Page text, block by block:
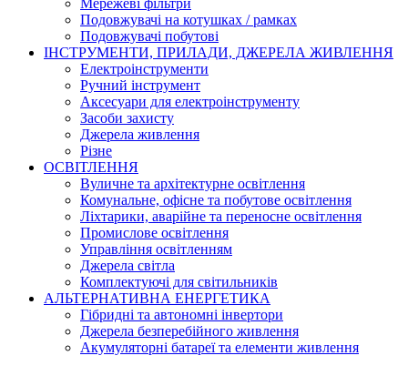
Подовжувачі на котушках / рамках
Подовжувачі побутові
ІНСТРУМЕНТИ, ПРИЛАДИ, ДЖЕРЕЛА ЖИВЛЕННЯ
Електроінструменти
Ручний інструмент
Аксесуари для електроінструменту
Засоби захисту
Джерела живлення
Різне
ОСВІТЛЕННЯ
Вуличне та архітектурне освітлення
Комунальне, офісне та побутове освітлення
Ліхтарики, аварійне та переносне освітлення
Промислове освітлення
Управління освітленням
Джерела світла
Комплектуючі для світильників
АЛЬТЕРНАТИВНА ЕНЕРГЕТИКА
Гібридні та автономні інвертори
Джерела безперебійного живлення
Акумуляторні батареї та елементи живлення